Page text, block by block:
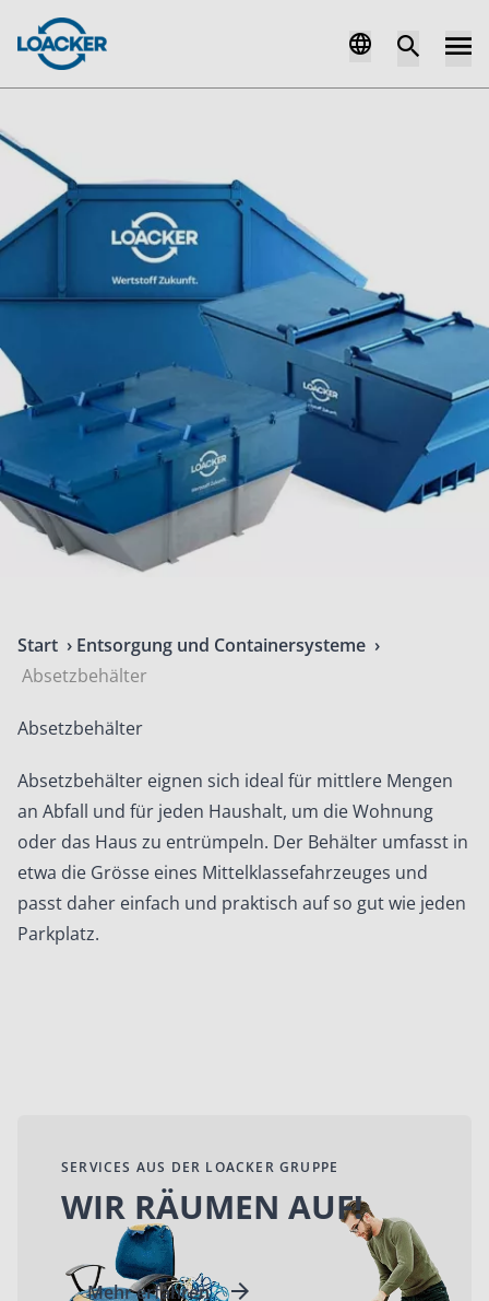
Start › Entsorgung und Containersysteme ›
Absetzbehälter
Absetzbehälter
Absetzbehälter eignen sich ideal für mittlere Mengen
an Abfall und für jeden Haushalt, um die Wohnung
oder das Haus zu entrümpeln. Der Behälter umfasst in
etwa die Grösse eines Mittelklassefahrzeuges und
passt daher einfach und praktisch auf so gut wie jeden
Parkplatz.
SERVICES AUS DER LOACKER GRUPPE
WIR RÄUMEN AUF!
Mehr erfahren